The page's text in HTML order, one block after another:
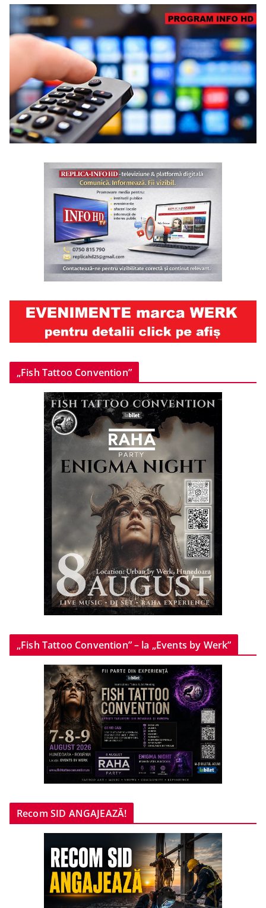
„Fish Tattoo Convention”
„Fish Tattoo Convention” – la „Events by Werk”
Recom SID ANGAJEAZĂ!